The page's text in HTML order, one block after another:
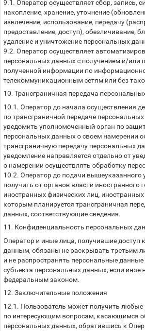
9.1. Оператор осуществляет сбор, запись,
накопление, хранение, уточнение
извлечение, использование, передачу
предоставление, доступ), обезличивание,
удаление и уничтожение персональных
9.2. Оператор осуществляет
персональных данных с получением и/или
полученной информации по
телекоммуникационным сетям или без
10. Трансграничная передача
10.1. Оператор до начала осуществления
по трансграничной передаче
уведомить уполномоченный орган по
персональных данных о своем намерении
трансграничную передачу персональных
уведомление направляется отдельно от
о намерении осуществлять обработку
10.2. Оператор до подачи вышеуказанного
получить от органов власти иностранного
иностранных физических лиц,
которым планируется трансграничная
данных, соответствующие сведения.
11. Конфиденциальность персональных
Оператор и иные лица, получившие доступ
данным, обязаны не раскрывать третьим
и не распространять персональные данные
субъекта персональных данных, если иное
федеральным законом.
12. Заключительные положения
12.1. Пользователь может получить любые
по интересующим вопросам, касающимся
персональных данных, обратившись к